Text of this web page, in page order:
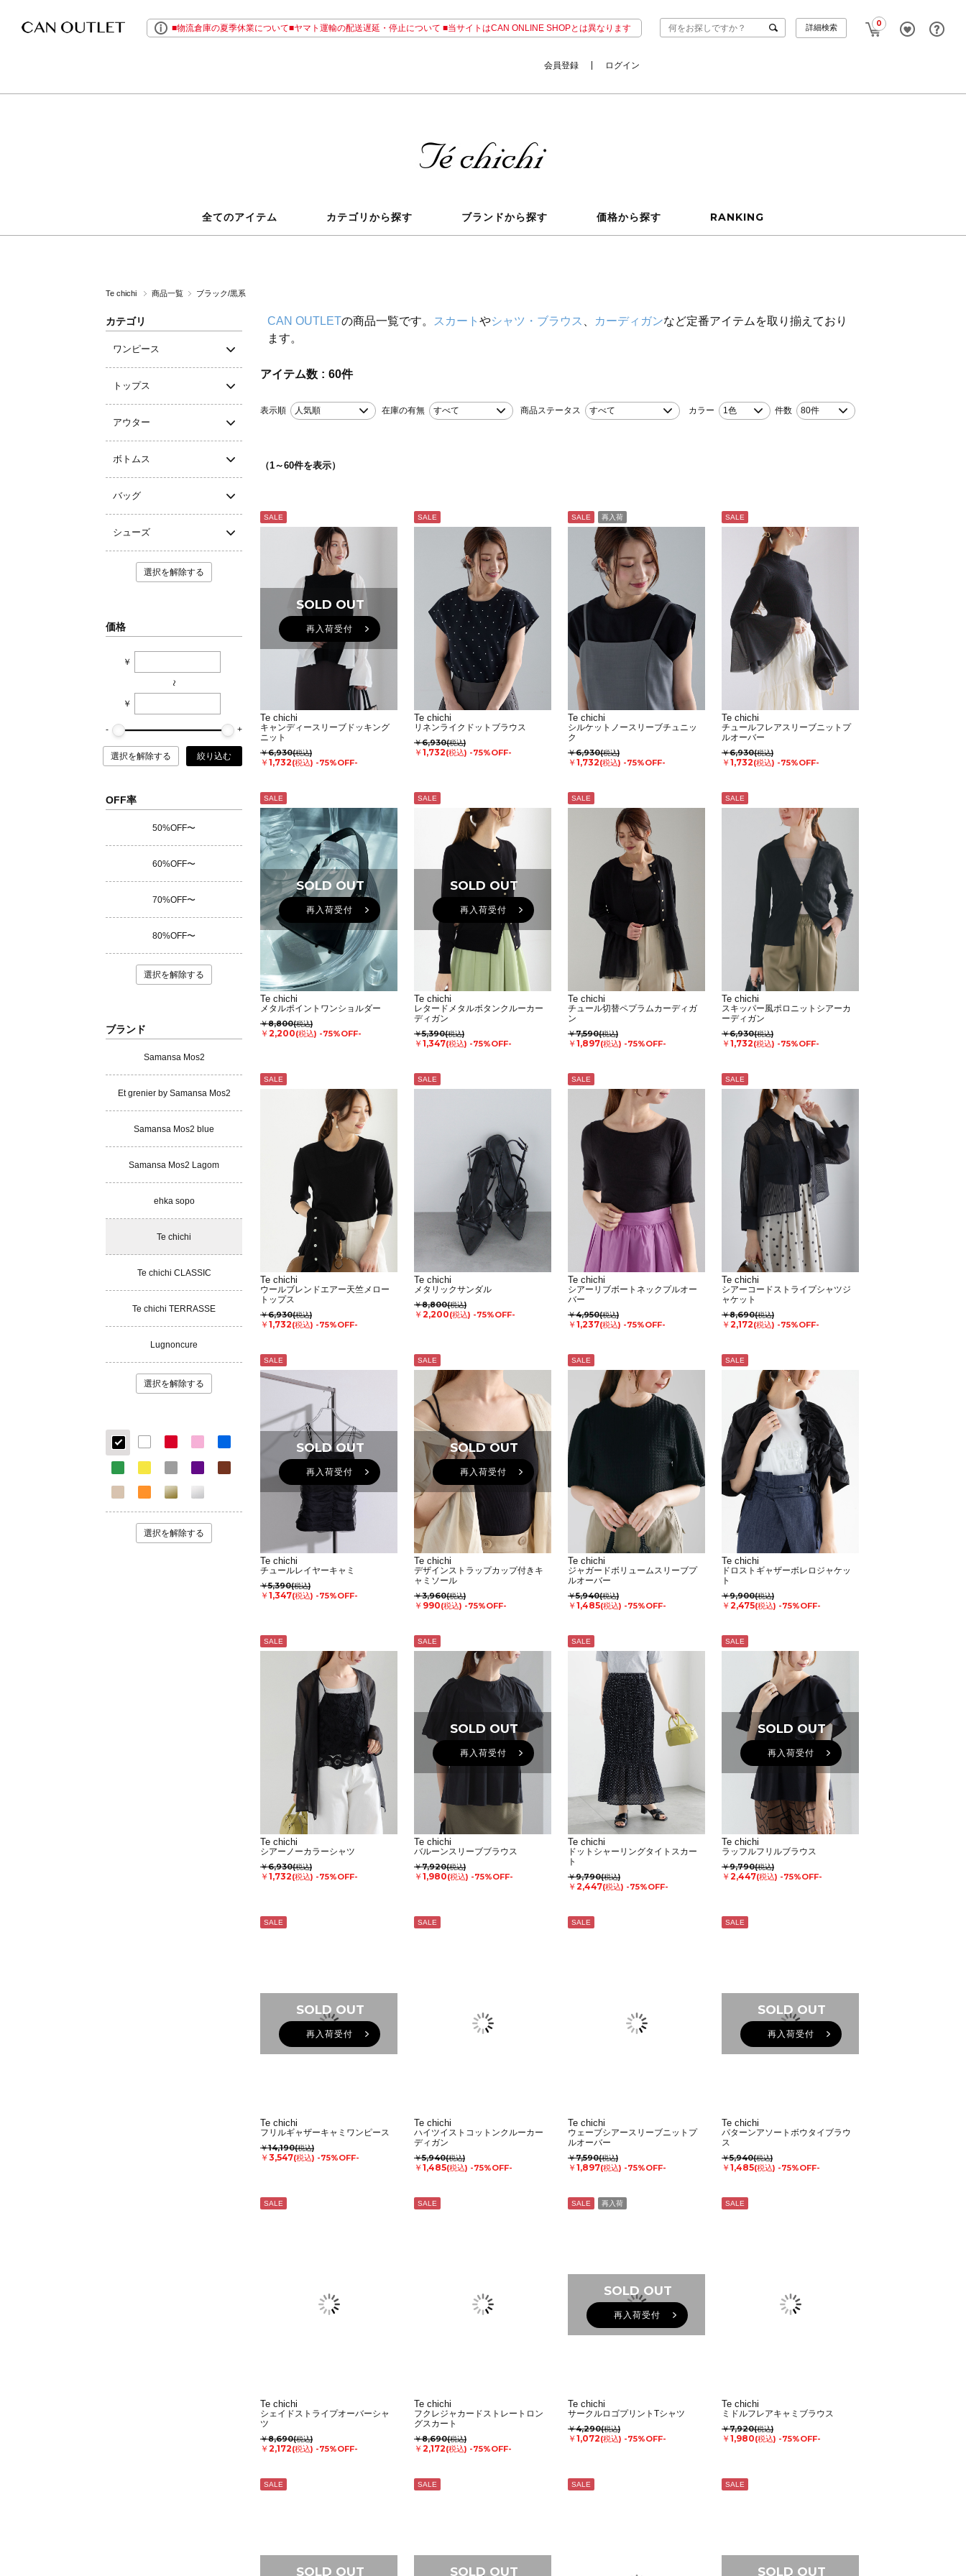
■物流倉庫の夏季休業について■ヤマト運輸の配送遅延・停止について ■当サイトはCAN ONLINE SHOPとは異なります 0
詳細検索
会員登録 ログイン
全てのアイテム カテゴリから探す ブランドから探す 価格から探す RANKING
Te chichi 商品一覧 ブラック/黒系
カテゴリ
ワンピース
トップス
アウター
ボトムス
バッグ
シューズ
選択を解除する
価格
￥
~
￥
選択を解除する 絞り込む
OFF率
50%OFF〜
60%OFF〜
70%OFF〜
80%OFF〜
選択を解除する
ブランド
Samansa Mos2
Et grenier by Samansa Mos2
Samansa Mos2 blue
Samansa Mos2 Lagom
ehka sopo
Te chichi
Te chichi CLASSIC
Te chichi TERRASSE
Lugnoncure
選択を解除する
選択を解除する
CAN OUTLETの商品一覧です。 スカート やシャツ・ブラウス カーディガンなど定番アイテムを取り揃えており
ます。
アイテム数 60件
表示順 人気順 在庫の有無 すべて 商品ステータス すべて カラー 1色 件数 80件
（1～60件を表示）
SALE
SOLD OUT
再入荷受付
Te chichi
キャンディースリーブドッキング
ニット
￥6,930(税込)
￥1,732(税込) -75%OFF-
SALE
Te chichi
リネンライクドットブラウス
￥6,930(税込)
￥1,732(税込) -75%OFF-
SALE 再入荷
Te chichi
シルケットノースリーブチュニッ
ク
￥6,930(税込)
￥1,732(税込) -75%OFF-
SALE
Te chichi
チュールフレアスリーブニットプ
ルオーバー
￥6,930(税込)
￥1,732(税込) -75%OFF-
SALE
SOLD OUT
再入荷受付
Te chichi
メタルポイントワンショルダー
￥8,800(税込)
￥2,200(税込) -75%OFF-
SALE
SOLD OUT
再入荷受付
Te chichi
レタードメタルボタンクルーカー
ディガン
￥5,390(税込)
￥1,347(税込) -75%OFF-
SALE
Te chichi
チュール切替ペプラムカーディガ
ン
￥7,590(税込)
￥1,897(税込) -75%OFF-
SALE
Te chichi
スキッパー風ポロニットシアーカ
ーディガン
￥6,930(税込)
￥1,732(税込) -75%OFF-
SALE
Te chichi
ウールブレンドエアー天竺メロー
トップス
￥6,930(税込)
￥1,732(税込) -75%OFF-
SALE
Te chichi
メタリックサンダル
￥8,800(税込)
￥2,200(税込) -75%OFF-
SALE
Te chichi
シアーリブボートネックプルオー
バー
￥4,950(税込)
￥1,237(税込) -75%OFF-
SALE
Te chichi
シアーコードストライプシャツジ
ャケット
￥8,690(税込)
￥2,172(税込) -75%OFF-
SALE
SOLD OUT
再入荷受付
Te chichi
チュールレイヤーキャミ
￥5,390(税込)
￥1,347(税込) -75%OFF-
SALE
SOLD OUT
再入荷受付
Te chichi
デザインストラップカップ付きキ
ャミソール
￥3,960(税込)
￥990(税込) -75%OFF-
SALE
Te chichi
ジャガードボリュームスリーブプ
ルオーバー
￥5,940(税込)
￥1,485(税込) -75%OFF-
SALE
Te chichi
ドロストギャザーボレロジャケッ
ト
￥9,900(税込)
￥2,475(税込) -75%OFF-
SALE
Te chichi
シアーノーカラーシャツ
￥6,930(税込)
￥1,732(税込) -75%OFF-
SALE
SOLD OUT
再入荷受付
Te chichi
バルーンスリーブブラウス
￥7,920(税込)
￥1,980(税込) -75%OFF-
SALE
Te chichi
ドットシャーリングタイトスカー
ト
￥9,790(税込)
￥2,447(税込) -75%OFF-
SALE
SOLD OUT
再入荷受付
Te chichi
ラッフルフリルブラウス
￥9,790(税込)
￥2,447(税込) -75%OFF-
SALE
SOLD OUT
再入荷受付
Te chichi
フリルギャザーキャミワンピース
￥14,190(税込)
￥3,547(税込) -75%OFF-
SALE
Te chichi
ハイツイストコットンクルーカー
ディガン
￥5,940(税込)
￥1,485(税込) -75%OFF-
SALE
Te chichi
ウェーブシアースリーブニットプ
ルオーバー
￥7,590(税込)
￥1,897(税込) -75%OFF-
SALE
SOLD OUT
再入荷受付
Te chichi
パターンアソートボウタイブラウ
ス
￥5,940(税込)
￥1,485(税込) -75%OFF-
SALE
Te chichi
シェイドストライプオーバーシャ
ツ
￥8,690(税込)
￥2,172(税込) -75%OFF-
SALE
Te chichi
フクレジャカードストレートロン
グスカート
￥8,690(税込)
￥2,172(税込) -75%OFF-
SALE 再入荷
SOLD OUT
再入荷受付
Te chichi
サークルロゴプリントTシャツ
￥4,290(税込)
￥1,072(税込) -75%OFF-
SALE
Te chichi
ミドルフレアキャミブラウス
￥7,920(税込)
￥1,980(税込) -75%OFF-
SALE
SOLD OUT
SALE
SOLD OUT
SALE SALE
SOLD OUT